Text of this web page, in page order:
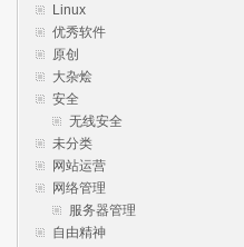
Linux
优秀软件
原创
大杂烩
安全
无线安全
未分类
网站运营
网络管理
服务器管理
自由精神